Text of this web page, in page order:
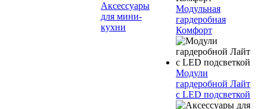
Аксессуары
для мини-
кухни
Модульная
гардеробная
Комфорт
Модули
гардеробной Лайт
с LED подсветкой